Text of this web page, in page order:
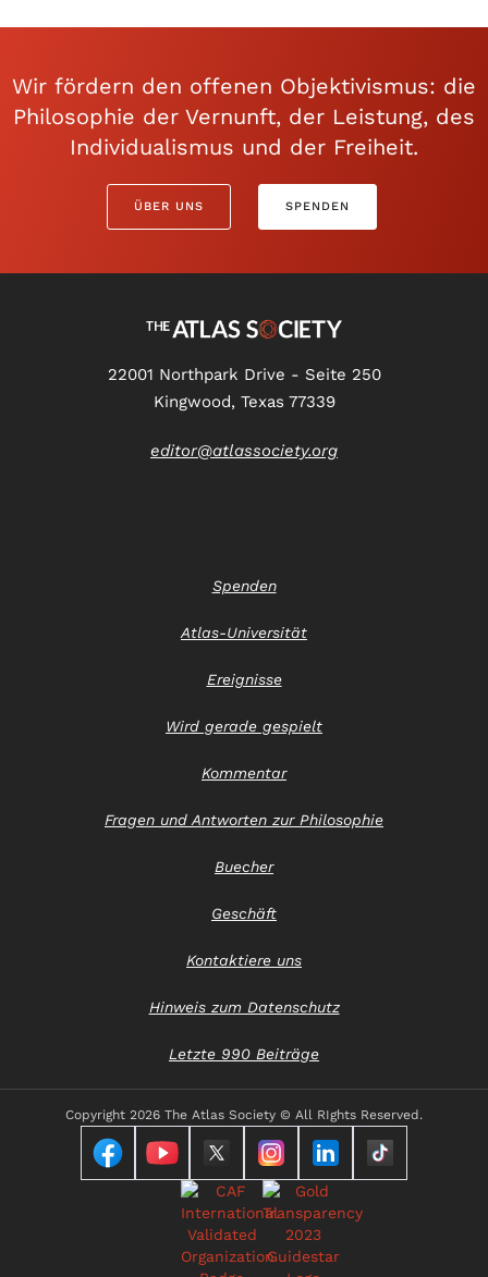
Wir fördern den offenen Objektivismus: die
Philosophie der Vernunft, der Leistung, des
Individualismus und der Freiheit.
ÜBER UNS SPENDEN
22001 Northpark Drive - Seite 250
Kingwood, Texas 77339
editor@atlassociety.org
Spenden
Atlas-Universität
Ereignisse
Wird gerade gespielt
Kommentar
Fragen und Antworten zur Philosophie
Buecher
Geschäft
Kontaktiere uns
Hinweis zum Datenschutz
Letzte 990 Beiträge
Copyright 2026 The Atlas Society © All RIghts Reserved.